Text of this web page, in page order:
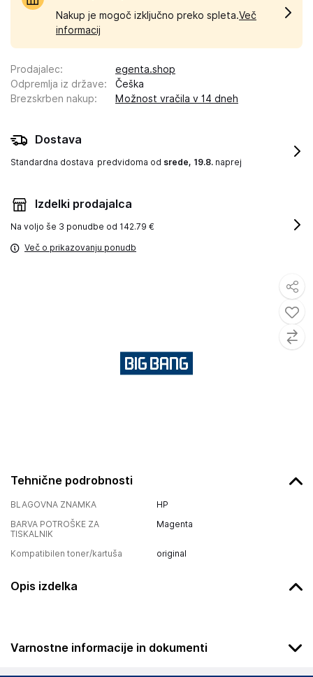
Tehnične podrobnosti
BLAGOVNA ZNAMKA
HP
BARVA POTROŠKE ZA
TISKALNIK
Magenta
Kompatibilen toner/kartuša original
Opis izdelka
Varnostne informacije in dokumenti
Podatki o proizvajalcu
Nakup je mogoč izključno preko spleta.Več
informacij
Prodajalec:
egenta.shop
Odpremlja iz države:
Češka
Brezskrben nakup: Možnost vračila v 14 dneh
Dostava
Standardna dostava predvidoma od srede, 19.8. naprej
Izdelki prodajalca
Na voljo še 3 ponudbe od 142.79 €
Več o prikazovanju ponudb